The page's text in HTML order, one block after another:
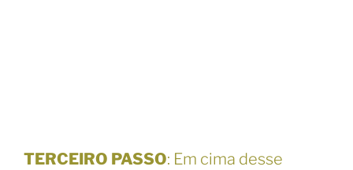
TERCEIRO PASSO: Em cima desse